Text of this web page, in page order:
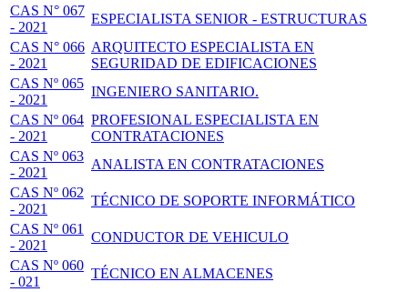
CAS N° 067
- 2021
ESPECIALISTA SENIOR - ESTRUCTURAS
CAS N° 066
- 2021
ARQUITECTO ESPECIALISTA EN
SEGURIDAD DE EDIFICACIONES
CAS Nº 065
- 2021
INGENIERO SANITARIO.
CAS Nº 064
- 2021
PROFESIONAL ESPECIALISTA EN
CONTRATACIONES
CAS Nº 063
- 2021
ANALISTA EN CONTRATACIONES
CAS Nº 062
- 2021
TÉCNICO DE SOPORTE INFORMÁTICO
CAS Nº 061
- 2021
CONDUCTOR DE VEHICULO
CAS Nº 060
- 021
TÉCNICO EN ALMACENES